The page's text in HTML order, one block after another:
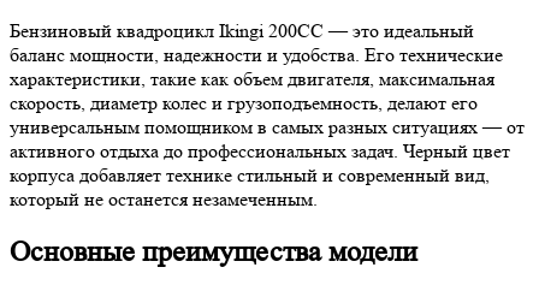
Бензиновый квадроцикл Ikingi 200CC — это идеальный
баланс мощности, надежности и удобства. Его технические
характеристики, такие как объем двигателя, максимальная
скорость, диаметр колес и грузоподъемность, делают его
универсальным помощником в самых разных ситуациях — от
активного отдыха до профессиональных задач. Черный цвет
корпуса добавляет технике стильный и современный вид,
который не останется незамеченным.
Основные преимущества модели